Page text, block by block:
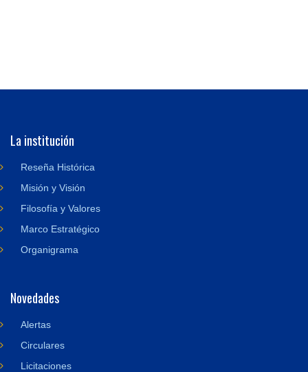
La institución
Reseña Histórica
Misión y Visión
Filosofía y Valores
Marco Estratégico
Organigrama
Novedades
Alertas
Circulares
Licitaciones